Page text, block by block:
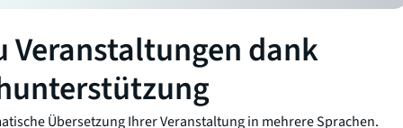
Veranstaltungen dank
Übersetzung Ihrer Veranstaltung in mehrere Sprachen.